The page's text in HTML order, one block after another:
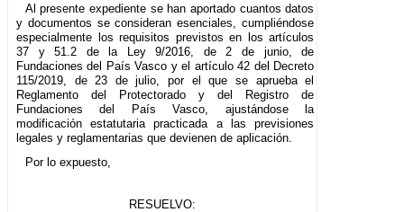
Al presente expediente se han aportado cuantos datos
y documentos se consideran esenciales, cumpliéndose
especialmente los requisitos previstos en los artículos
37 y 51.2 de la Ley 9/2016, de 2 de junio, de
Fundaciones del País Vasco y el artículo 42 del Decreto
115/2019, de 23 de julio, por el que se aprueba el
Reglamento del Protectorado y del Registro de
Fundaciones del País Vasco, ajustándose la
modificación estatutaria practicada a las previsiones
legales y reglamentarias que devienen de aplicación.
Por lo expuesto,
RESUELVO: